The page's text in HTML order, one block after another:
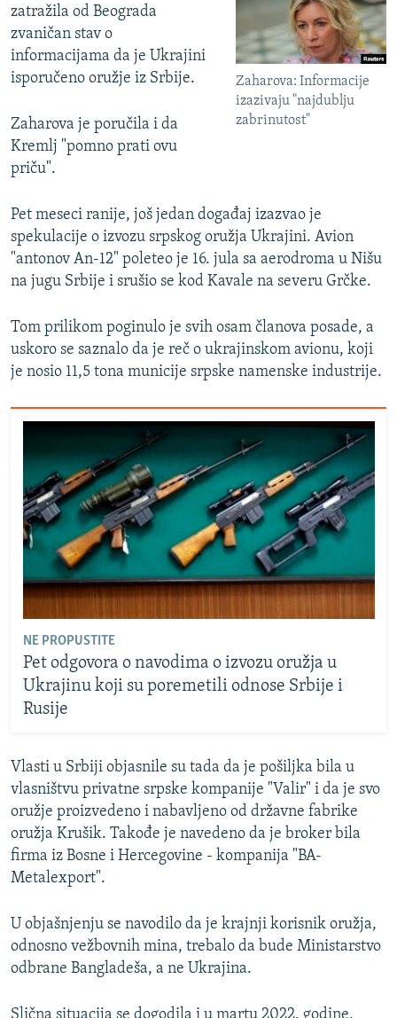
Zaharova: Informacije
izazivaju "najdublju
zabrinutost"
zatražila od Beograda
zvaničan stav o
informacijama da je Ukrajini
isporučeno oružje iz Srbije.
Zaharova je poručila i da
Kremlj "pomno prati ovu
priču".
Pet meseci ranije, još jedan događaj izazvao je
spekulacije o izvozu srpskog oružja Ukrajini. Avion
"antonov An-12" poleteo je 16. jula sa aerodroma u Nišu
na jugu Srbije i srušio se kod Kavale na severu Grčke.
Tom prilikom poginulo je svih osam članova posade, a
uskoro se saznalo da je reč o ukrajinskom avionu, koji
je nosio 11,5 tona municije srpske namenske industrije.
NE PROPUSTITE
Pet odgovora o navodima o izvozu oružja u
Ukrajinu koji su poremetili odnose Srbije i
Rusije
Vlasti u Srbiji objasnile su tada da je pošiljka bila u
vlasništvu privatne srpske kompanije "Valir" i da je svo
oružje proizvedeno i nabavljeno od državne fabrike
oružja Krušik. Takođe je navedeno da je broker bila
firma iz Bosne i Hercegovine - kompanija "BA-
Metalexport".
U objašnjenju se navodilo da je krajnji korisnik oružja,
odnosno vežbovnih mina, trebalo da bude Ministarstvo
odbrane Bangladeša, a ne Ukrajina.